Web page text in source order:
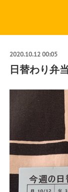
2020.10.12 00:05
日替わり弁